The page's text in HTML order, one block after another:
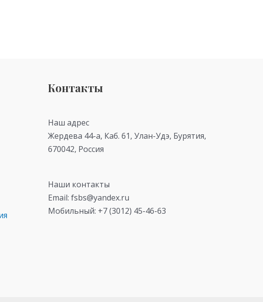
Контакты
Наш адрес
Жердева 44-а, Каб. 61, Улан-Удэ, Бурятия,
670042, Россия
Наши контакты
Email: fsbs@yandex.ru
Мобильный: +7 (3012) 45-46-63